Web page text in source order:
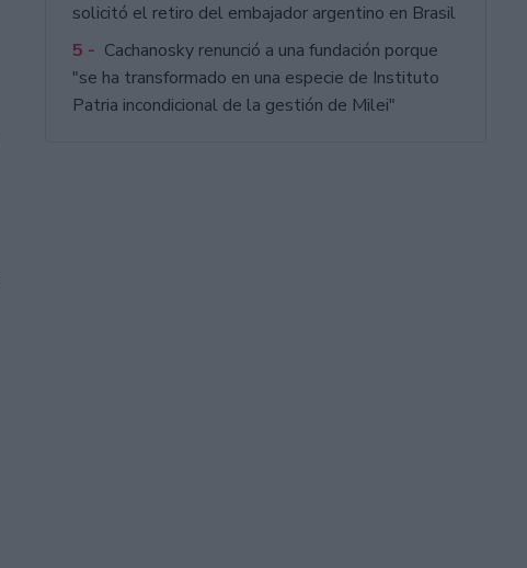
solicitó el retiro del embajador argentino en Brasil
5 - Cachanosky renunció a una fundación porque
"se ha transformado en una especie de Instituto
Patria incondicional de la gestión de Milei"